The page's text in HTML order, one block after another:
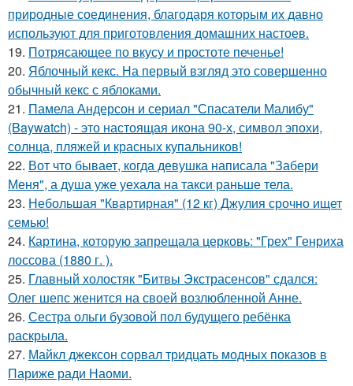
природные соединения, благодаря которым их давно
используют для приготовления домашних настоев.
19. Потрясающее по вкусу и простоте печенье!
20. Яблочный кекс. На первый взгляд это совершенно
обычный кекс с яблоками.
21. Памела Андерсон и сериал "Спасатели Малибу"
(Baywatch) - это настоящая икона 90-х, символ эпохи,
солнца, пляжей и красных купальников!
22. Вот что бывает, когда девушка написала "Забери
Меня", а душа уже уехала на такси раньше тела.
23. Небольшая "Квартирная" (12 кг) Джулия срочно ищет
семью!
24. Картина, которую запрещала церковь: "Грех" Генриха
лоссова (1880 г. ).
25. Главный холостяк "Битвы Экстрасенсов" сдался:
Олег шепс женится на своей возлюбленной Анне.
26. Сестра ольги бузовой пол будущего ребёнка
раскрыла.
27. Майкл джексон сорвал тридцать модных показов в
Париже ради Наоми.